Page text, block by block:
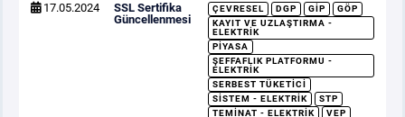
17.05.2024
SSL Sertifika
Güncellenmesi
ÇEVRESEL DGP GİP
GÖP
KAYIT VE UZLAŞTIRMA -
ELEKTRIK
PIYASA
ŞEFFAFLIK PLATFORMU -
ELEKTRIK
SERBEST TÜKETICI
SISTEM - ELEKTRIK
STP
TEMINAT - ELEKTRIK
VEP